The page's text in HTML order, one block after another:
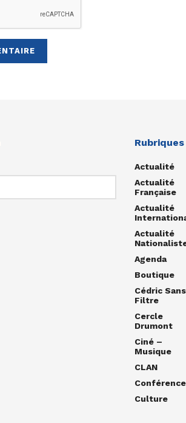
Rubriques
Actualité
Actualité
Française
Actualité
Actualité
Agenda
Boutique
Cédric Sans
Filtre
Cercle
Drumont
Ciné –
Musique
CLAN
Culture